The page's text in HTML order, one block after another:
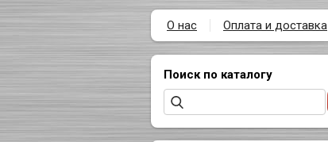
О нас Оплата и доставка
Поиск по каталогу